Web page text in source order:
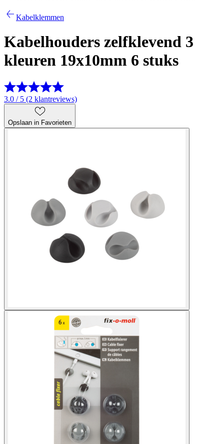
Kabelklemmen
Kabelhouders zelfklevend 3
kleuren 19x10mm 6 stuks
3.0 / 5 (2 klantreviews)
Opslaan in Favorieten